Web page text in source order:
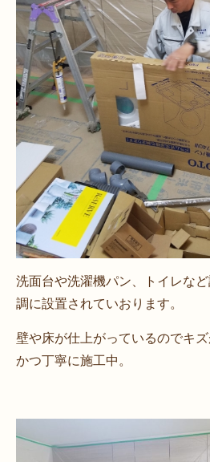
洗面台や洗濯機パン、トイレな
調に設置されていおります。
壁や床が仕上がっているのでキ
かつ丁寧に施工中。